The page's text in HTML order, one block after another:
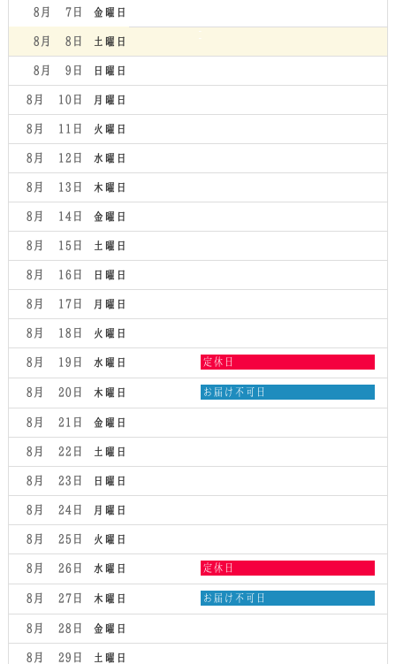
2026
2026
金曜日
8月 7
土曜日
8月 8
日曜日
8月 9
月曜日
8月 10
火曜日
8月 11
水曜日
8月 12
木曜日
8月 13
金曜日
8月 14
土曜日
8月 15
日曜日
8月 16
月曜日
8月 17
火曜日
8月 18
水曜日
8月 19
水
日,
8
2026
定休日
木曜日
8月 20
木
2026
お届け不可日
金曜日
8月 21
土曜日
8月 22
日曜日
8月 23
月曜日
8月 24
火曜日
8月 25
水曜日
8月 26
水
日,
8
2026
定休日
木曜日
8月 27
木
お届け不可日
金曜日
8月 28
土曜日
8月 29